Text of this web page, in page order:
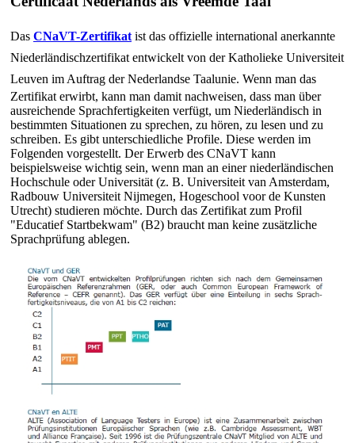
Das CNaVT-Zertifikat ist das offizielle international anerkannte
Niederländischzertifikat entwickelt von der Katholieke Universiteit
Leuven im Auftrag der Nederlandse Taalunie. Wenn man das
Zertifikat erwirbt, kann man damit nachweisen, dass man über
ausreichende Sprachfertigkeiten verfügt, um Niederländisch in
bestimmten Situationen zu sprechen, zu hören, zu lesen und zu
schreiben. Es gibt unterschiedliche Profile. Diese werden im
Folgenden vorgestellt. Der Erwerb des CNaVT kann
beispielsweise wichtig sein, wenn man an einer niederländischen
Hochschule oder Universität (z. B. Universiteit van Amsterdam,
Radbouw Universiteit Nijmegen, Hogeschool voor de Kunsten
Utrecht) studieren möchte. Durch das Zertifikat zum Profil
"Educatief Startbekwam" (B2) braucht man keine zusätzliche
Sprachprüfung ablegen.